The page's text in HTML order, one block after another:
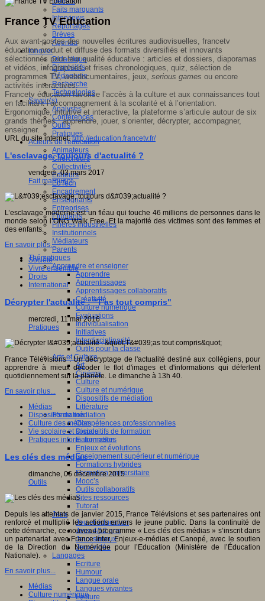
Faits marquants
Interviews
Reportages
Brèves
Agenda
Innover
Didactique
Dispositifs
Pédagogie
Recherche
Technologies
Savoir(s)
Analyses
Conférences
Outils
Pratiques
Acteurs de l'éducation
Animateurs
Chercheurs
Collectivités
Editeurs
EdTech
Encadrement
Enseignants
Entreprises
Etudiants
Filières industrielles
Institutionnels
Médiateurs
Parents
Thématiques
Apprendre et enseigner
Apprendre
Apprentissages
Apprentissages collaboratifs
Créativité
Culture numérique
Evaluations
Individualisation
Initiatives
Interdisciplinarité
Outils pour la classe
Arts et Culture
Art
Cinéma
Culture
Culture et numérique
Dispositifs de médiation
Littérature
Formation
Compétences professionnelles
Dispositifs de formation
E- formation
Enjeux et évolutions
Enseignement supérieur et numérique
Formations hybrides
Formation universitaire
Mooc’s
Outils collaboratifs
Sites ressources
Tutorat
Jeux
Jeu et éducation
Jeux 4/12 ans
Jeux sérieux
Jeux vidéo
Langages
Ecriture
Humour
Langue orale
Langues vivantes
Lecture
France TV Education
Aux avant-postes des nouvelles écritures audiovisuelles, francetv
éducationproduit et diffuse des formats diversifiés et innovants
sélectionnés pour leur qualité éducative : articles et dossiers, diaporamas
et vidéos, infographies et frises chronologiques, quiz, sélection de
programmes TV, web­documentaires, jeux, serious games ou encore
activités interactives.
Francetv éducationfavorise l’accès à la culture et aux connaissances tout
en facilitant l’accompagnement à la scolarité et à l’orientation.
Ergonomique, intuitive et interactive, la plateforme s’articule autour de six
grands thèmes : apprendre, jouer, s’orienter, décrypter, accompagner,
enseigner.
URL du site internet:http://education.francetv.fr/
L'esclavage, toujours d'actualité ?
vendredi, 03 mars 2017
Fait marquant
L’esclavage moderne est un fléau qui touche 46 millions de personnes dans le
monde selon l’ONG Walk Free. Et la majorité des victimes sont des femmes et
des enfants.
En savoir plus...
Société
Vivre ensemble
Droits
International
Décrypter l'actualité : "T'as tout compris"
mercredi, 11 mai 2016
Pratiques
France Télévisions : Un décryptage de l'actualité destiné aux collégiens, pour
apprendre à mieux décoder le flot d'images et d'informations qui déferlent
quotidiennement sur la planète. Le dimanche à 13h 40.
En savoir plus...
Médias
Dispositifs de médiation
Culture des médias
Vie scolaire et sociale
Pratiques informationnelles
Les clés des médias
dimanche, 06 décembre 2015
Outils
Depuis les attentats de janvier 2015, France Télévisions et ses partenaires ont
renforcé et multiplié les actions envers le jeune public. Dans la continuité de
cette démarche, ce nouveau programme « Les clés des médias » s’inscrit dans
un partenariat avec France Inter, Enjeux-e-médias et Canopé, avec le soutien
de la Direction du Numérique pour l’Education (Ministère de l’Éducation
Nationale).
En savoir plus...
Médias
Culture numérique